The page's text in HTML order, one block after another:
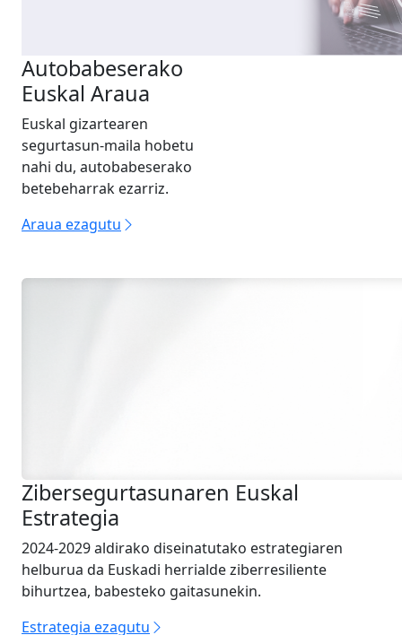
Autobabeserako
Euskal Araua
Euskal gizartearen
segurtasun-maila hobetu
nahi du, autobabeserako
betebeharrak ezarriz.
Araua ezagutu
Zibersegurtasunaren Euskal
Estrategia
2024-2029 aldirako diseinatutako estrategiaren
helburua da Euskadi herrialde ziberresiliente
bihurtzea, babesteko gaitasunekin.
Estrategia ezagutu